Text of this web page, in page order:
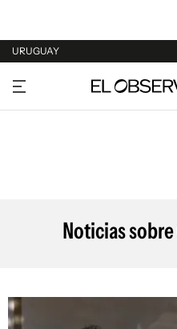
URUGUAY
URUGUAY
ARGENTINA
Noticias sobre